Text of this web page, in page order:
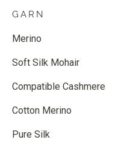
GARN
Merino
Soft Silk Mohair
Compatible Cashmere
Cotton Merino
Pure Silk